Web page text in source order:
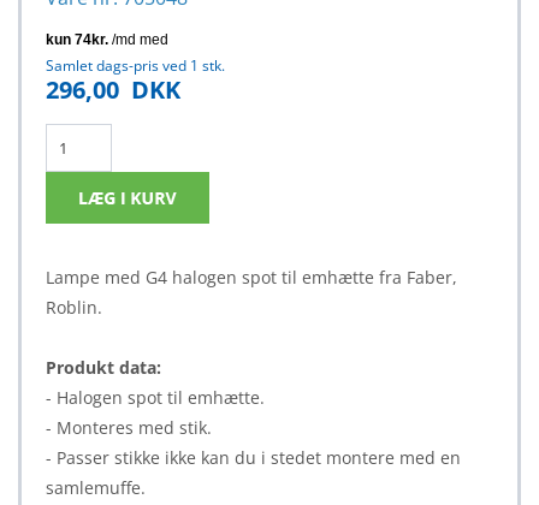
Samlet dags-pris ved 1 stk.
296,00 DKK
Lampe med G4 halogen spot til emhætte fra Faber,
Roblin.
Produkt data:
- Halogen spot til emhætte.
- Monteres med stik.
- Passer stikke ikke kan du i stedet montere med en
samlemuffe.